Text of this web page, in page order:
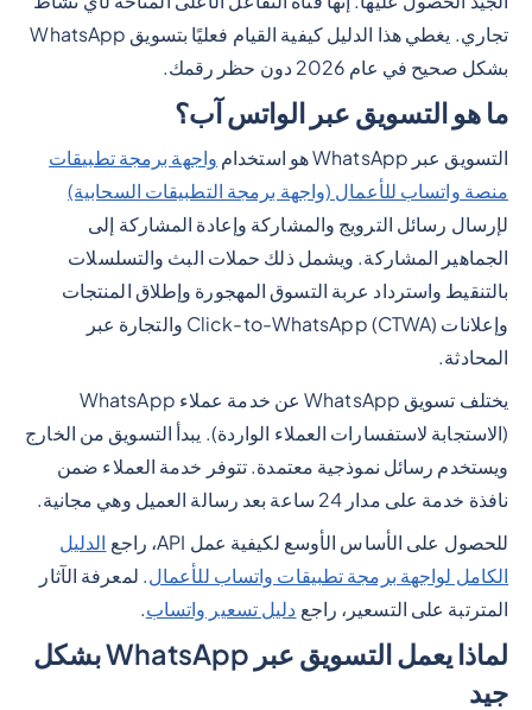
تجاري. يغطي هذا الدليل كيفية القيام فعليًا بتسويق WhatsApp
بشكل صحيح في عام 2026 دون حظر رقمك.
ما هو التسويق عبر الواتس آب؟
التسويق عبر WhatsApp هو استخدام
واجهة برمجة تطبيقات
منصة واتساب للأعمال (واجهة برمجة التطبيقات السحابية)
لإرسال رسائل الترويج والمشاركة وإعادة المشاركة إلى
الجماهير المشاركة. ويشمل ذلك حملات البث والتسلسلات
بالتنقيط واسترداد عربة التسوق المهجورة وإطلاق المنتجات
وإعلانات Click-to-WhatsApp (CTWA) والتجارة عبر
المحادثة.
يختلف تسويق WhatsApp عن خدمة عملاء WhatsApp
(الاستجابة لاستفسارات العملاء الواردة). يبدأ التسويق من الخارج
ويستخدم رسائل نموذجية معتمدة. تتوفر خدمة العملاء ضمن
نافذة خدمة على مدار 24 ساعة بعد رسالة العميل وهي مجانية.
للحصول على الأساس الأوسع لكيفية عمل API، راجع
الدليل
الكامل لواجهة برمجة تطبيقات واتساب للأعمال. لمعرفة الآثار
المترتبة على التسعير، راجع دليل تسعير واتساب.
لماذا يعمل التسويق عبر WhatsApp بشكل
جيد